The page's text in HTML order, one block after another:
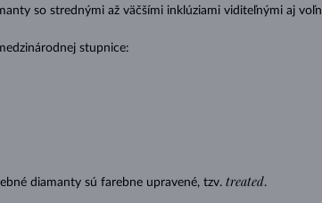
so strednými až väčšími inklúziami viditeľnými aj
stupnice:
diamanty sú farebne upravené, tzv. treated.